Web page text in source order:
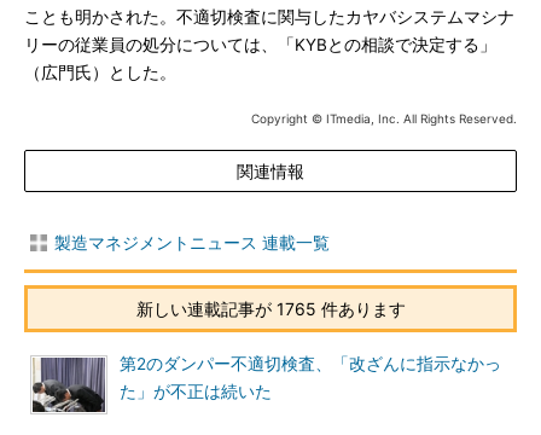
ことも明かされた。不適切検査に関与したカヤバシステムマシナ
リーの従業員の処分については、「KYBとの相談で決定する」
（広門氏）とした。
Copyright © ITmedia, Inc. All Rights Reserved.
関連情報
製造マネジメントニュース 連載一覧
新しい連載記事が 1765 件あります
第2のダンパー不適切検査、「改ざんに指示なかっ
た」が不正は続いた